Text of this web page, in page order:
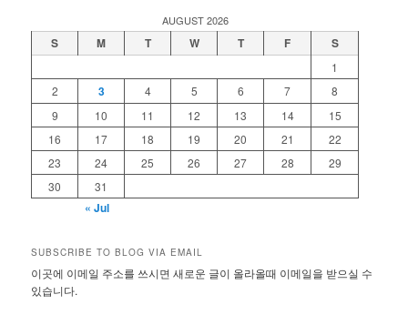
AUGUST 2026
S M T W T F S
1
2
3 4 5 6 7
8
9
10 11 12 13 14
15
16
17 18 19 20 21
22
23
24 25 26 27 28
29
30
31
« Jul
SUBSCRIBE TO BLOG VIA EMAIL
이곳에 이메일 주소를 쓰시면 새로운 글이 올라올때 이메일을 받으실 수
있습니다.